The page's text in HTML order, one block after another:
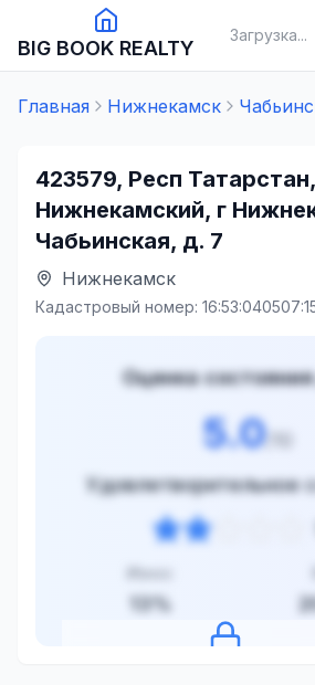
BIG BOOK REALTY
Загрузка...
Главная Нижнекамск
423579, Респ
Нижнекамский, г
Чабьинская, д. 7
Нижнекамск
Кадастровый номер:
Оценка
5.0/10
Удовлетворительное
13 %